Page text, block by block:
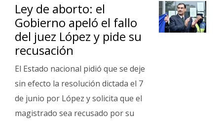
Ley de aborto: el
Gobierno apeló el fallo
del juez López y pide su
recusación
El Estado nacional pidió que se deje
sin efecto la resolución dictada el 7
de junio por López y solicita que el
magistrado sea recusado por su